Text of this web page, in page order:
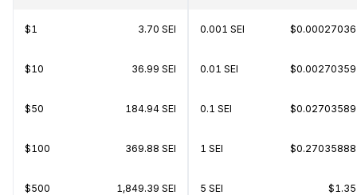
$1 3.70 SEI
$10 36.99 SEI
$50 184.94 SEI
$100 369.88 SEI
$500 1,849.39 SEI
0.001 SEI $0.00027036
0.01 SEI $0.00270359
0.1 SEI $0.02703589
1 SEI $0.27035888
5 SEI $1.35